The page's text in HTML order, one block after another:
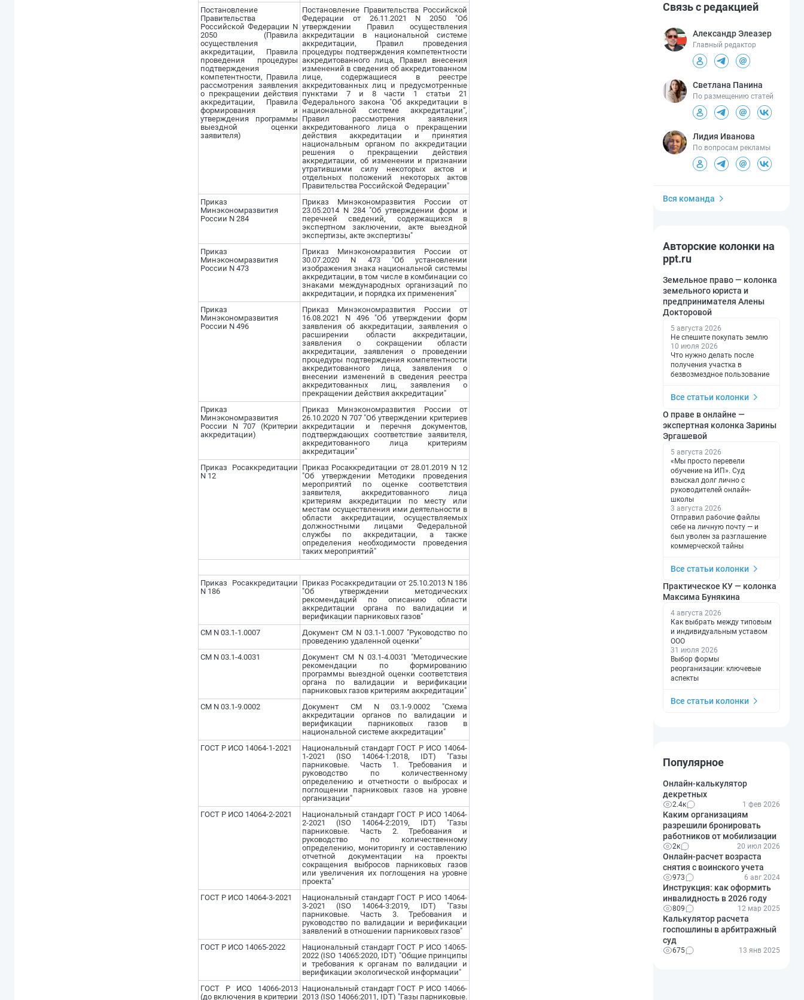
Постановление
Правительства
Российской Федерации N
2050 (Правила
осуществления
аккредитации, Правила
проведения процедуры
подтверждения
компетентности, Правила
рассмотрения заявления
о прекращении действия
аккредитации, Правила
формирования и
утверждения программы
выездной оценки
заявителя)
Постановление Правительства Российской
Федерации от 26.11.2021 N 2050 "Об
утверждении Правил осуществления
аккредитации в национальной системе
аккредитации, Правил проведения
процедуры подтверждения компетентности
аккредитованного лица, Правил внесения
изменений в сведения об аккредитованном
лице, содержащиеся в реестре
аккредитованных лиц и предусмотренные
пунктами 7 и 8 части 1 статьи 21
Федерального закона "Об аккредитации в
национальной системе аккредитации",
Правил рассмотрения заявления
аккредитованного лица о прекращении
действия аккредитации и принятия
национальным органом по аккредитации
решения о прекращении действия
аккредитации, об изменении и признании
утратившими силу некоторых актов и
отдельных положений некоторых актов
Правительства Российской Федерации"
Приказ
Минэкономразвития
России N 284
Приказ Минэкономразвития России от
23.05.2014 N 284 "Об утверждении форм и
перечней сведений, содержащихся в
экспертном заключении, акте выездной
экспертизы, акте экспертизы"
Приказ
Минэкономразвития
России N 473
Приказ Минэкономразвития России от
30.07.2020 N 473 "Об установлении
изображения знака национальной системы
аккредитации, в том числе в комбинации со
знаками международных организаций по
аккредитации, и порядка их применения"
Приказ
Минэкономразвития
России N 496
Приказ Минэкономразвития России от
16.08.2021 N 496 "Об утверждении форм
заявления об аккредитации, заявления о
расширении области аккредитации,
заявления о сокращении области
аккредитации, заявления о проведении
процедуры подтверждения компетентности
аккредитованного лица, заявления о
внесении изменений в сведения реестра
аккредитованных лиц, заявления о
прекращении действия аккредитации"
Приказ
Минэкономразвития
России N 707 (Критерии
аккредитации)
Приказ Минэкономразвития России от
26.10.2020 N 707 "Об утверждении критериев
аккредитации и перечня документов,
подтверждающих соответствие заявителя,
аккредитованного лица критериям
аккредитации"
Приказ Росаккредитации
N 12
Приказ Росаккредитации от 28.01.2019 N 12
"Об утверждении Методики проведения
мероприятий по оценке соответствия
заявителя, аккредитованного лица
критериям аккредитации по месту или
местам осуществления ими деятельности в
области аккредитации, осуществляемых
должностными лицами Федеральной
службы по аккредитации, а также
определения необходимости проведения
таких мероприятий"
Приказ Росаккредитации
N 186
Приказ Росаккредитации от 25.10.2013 N 186
"Об утверждении методических
рекомендаций по описанию области
аккредитации органа по валидации и
верификации парниковых газов"
СМ N 03.1-1.0007
Документ СМ N 03.1-1.0007 "Руководство по
проведению удаленной оценки"
СМ N 03.1-4.0031
Документ СМ N 03.1-4.0031 "Методические
рекомендации по формированию
программы выездной оценки соответствия
органа по валидации и верификации
парниковых газов критериям аккредитации"
СМ N 03.1-9.0002
Документ СМ N 03.1-9.0002 "Схема
аккредитации органов по валидации и
верификации парниковых газов в
национальной системе аккредитации"
ГОСТ Р ИСО 14064-1-2021
Национальный стандарт ГОСТ Р ИСО 14064-
1-2021 (ISO 14064-1:2018, IDT) "Газы
парниковые. Часть 1. Требования и
руководство по количественному
определению и отчетности о выбросах и
поглощении парниковых газов на уровне
организации"
ГОСТ Р ИСО 14064-2-2021
Национальный стандарт ГОСТ Р ИСО 14064-
2-2021 (ISO 14064-2:2019, IDT) "Газы
парниковые. Часть 2. Требования и
руководство по количественному
определению, мониторингу и составлению
отчетной документации на проекты
сокращения выбросов парниковых газов
или увеличения их поглощения на уровне
проекта"
ГОСТ Р ИСО 14064-3-2021
Национальный стандарт ГОСТ Р ИСО 14064-
3-2021 (ISO 14064-3:2019, IDT) "Газы
парниковые. Часть 3. Требования и
руководство по валидации и верификации
заявлений в отношении парниковых газов"
ГОСТ Р ИСО 14065-2022
Национальный стандарт ГОСТ Р ИСО 14065-
2022 (ISO 14065:2020, IDT) "Общие принципы
и требования к органам по валидации и
верификации экологической информации"
ГОСТ Р ИСО 14066-2013
(до включения в критерии
Национальный стандарт ГОСТ Р ИСО 14066-
2013 (ISO 14066:2011, IDT) "Газы парниковые.
Связь с редакцией
Александр Элеазер
Главный редактор
Светлана Панина
По размещению статей
Лидия Иванова
По вопросам рекламы
Вся команда
Авторские колонки на
ppt.ru
Земельное право — колонка
земельного юриста и
предпринимателя Алены
Докторовой
5 августа 2026
Не спешите покупать землю
10 июля 2026
Что нужно делать после
получения участка в
безвозмездное пользование
Все статьи колонки
О праве в онлайне —
экспертная колонка Зарины
Эргашевой
5 августа 2026
«Мы просто перевели
обучение на ИП». Суд
взыскал долг лично с
руководителей онлайн-
школы
3 августа 2026
Отправил рабочие файлы
себе на личную почту — и
был уволен за разглашение
коммерческой тайны
Все статьи колонки
Практическое КУ — колонка
Максима Бунякина
4 августа 2026
Как выбрать между типовым
и индивидуальным уставом
ООО
31 июля 2026
Выбор формы
реорганизации: ключевые
аспекты
Все статьи колонки
Популярное
Онлайн-калькулятор
декретных
2.4к 1 фев 2026
Каким организациям
разрешили бронировать
работников от мобилизации
2к 20 июл 2026
Онлайн-расчет возраста
снятия с воинского учета
973 6 авг 2024
Инструкция: как оформить
инвалидность в 2026 году
809 12 мар 2025
Калькулятор расчета
госпошлины в арбитражный
суд
675 13 янв 2025